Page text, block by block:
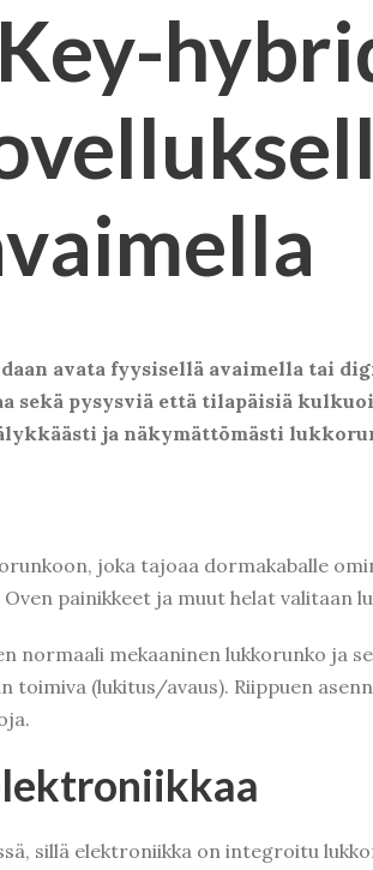
avata fyysisellä avaimella tai
sekä pysysviä että tilapäisiä
ja näkymättömästi
joka tajoaa dormakaballe
painikkeet ja muut helat valitaan
normaali mekaaninen lukkorunko ja
toimiva (lukitus/avaus). Riippuen
sillä elektroniikka on integroitu